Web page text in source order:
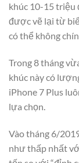
khúc 10-15 triệu
được vẽ lại từ
có thể không
Trong 8 tháng
khúc này có
iPhone 7 Plus
lựa chọn.
Vào tháng 6/
như thấp nhất